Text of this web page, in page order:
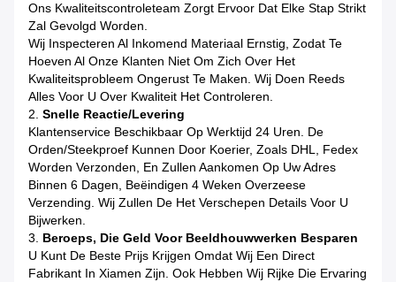
Ons Kwaliteitscontroleteam Zorgt Ervoor Dat Elke Stap Strikt
Zal Gevolgd Worden.
Wij Inspecteren Al Inkomend Materiaal Ernstig, Zodat Te
Hoeven Al Onze Klanten Niet Om Zich Over Het
Kwaliteitsprobleem Ongerust Te Maken. Wij Doen Reeds
Alles Voor U Over Kwaliteit Het Controleren.
2. Snelle Reactie/Levering
Klantenservice Beschikbaar Op Werktijd 24 Uren. De
Orden/Steekproef Kunnen Door Koerier, Zoals DHL, Fedex
Worden Verzonden, En Zullen Aankomen Op Uw Adres
Binnen 6 Dagen, Beëindigen 4 Weken Overzeese
Verzending. Wij Zullen De Het Verschepen Details Voor U
Bijwerken.
3. Beroeps, Die Geld Voor Beeldhouwwerken Besparen
U Kunt De Beste Prijs Krijgen Omdat Wij Een Direct
Fabrikant In Xiamen Zijn. Ook Hebben Wij Rijke Die Ervaring